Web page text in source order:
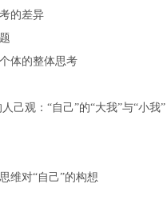
的差异
体的整体思考
己观：“自己”的“大我”与“小我”
维对“自己”的构想